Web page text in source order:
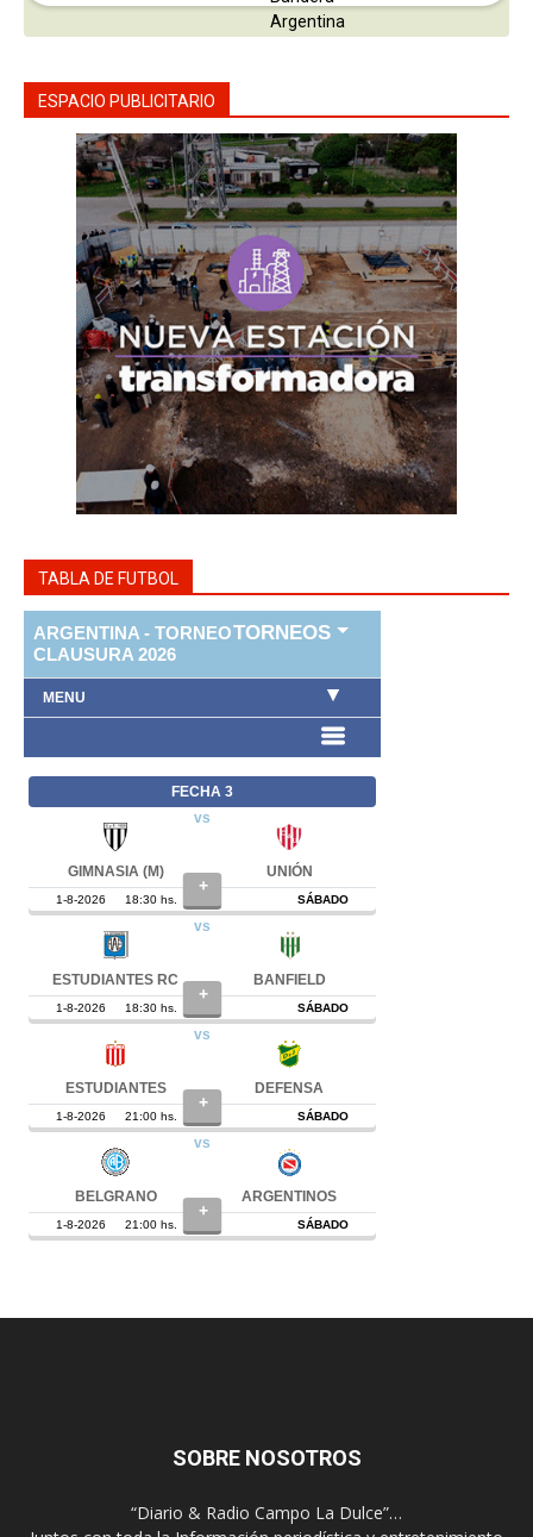
ESPACIO PUBLICITARIO
TABLA DE FUTBOL
SOBRE NOSOTROS
“Diario & Radio Campo La Dulce”…